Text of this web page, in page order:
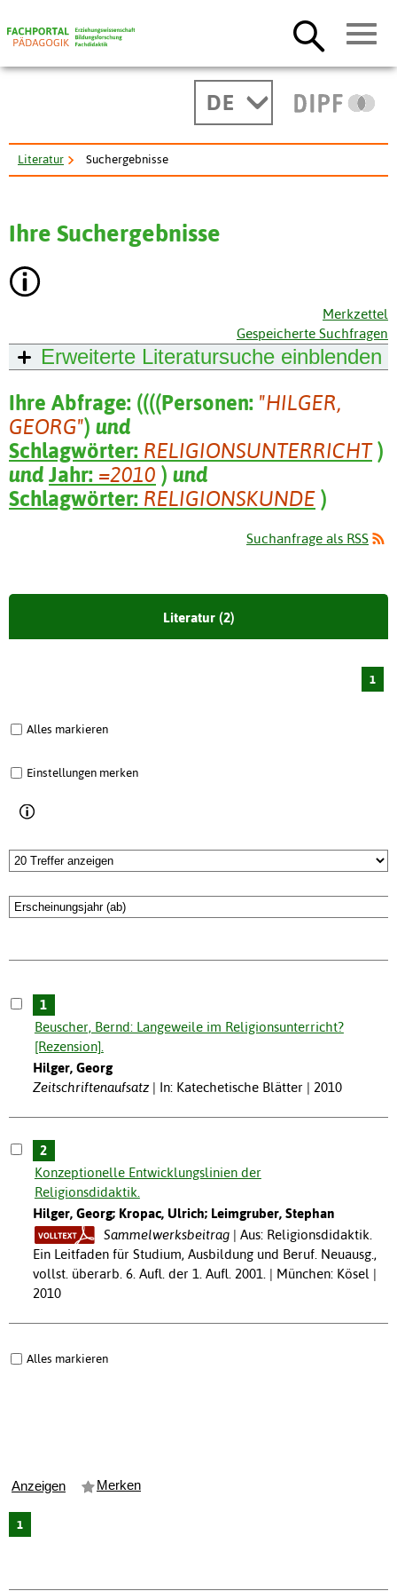
DE
Literatur Suchergebnisse
Ihre Suchergebnisse
Merkzettel
Gespeicherte Suchfragen
Erweiterte Literatursuche einblenden
Ihre Abfrage: ((((Personen: "HILGER,
GEORG") und
Schlagwörter: RELIGIONSUNTERRICHT )
und Jahr: =2010 ) und
Schlagwörter: RELIGIONSKUNDE )
Suchanfrage als RSS
Literatur (2)
1
Alles markieren
Einstellungen merken
1
Beuscher, Bernd: Langeweile im Religionsunterricht?
[Rezension].
Hilger, Georg
Zeitschriftenaufsatz
In: Katechetische Blätter | 2010
2
Konzeptionelle Entwicklungslinien der
Religionsdidaktik.
Hilger, Georg; Kropac, Ulrich; Leimgruber, Stephan
Sammelwerksbeitrag
Aus: Religionsdidaktik.
Ein Leitfaden für Studium, Ausbildung und Beruf. Neuausg.,
vollst. überarb. 6. Aufl. der 1. Aufl. 2001. | München: Kösel |
2010
Alles markieren
Anzeigen Merken
1